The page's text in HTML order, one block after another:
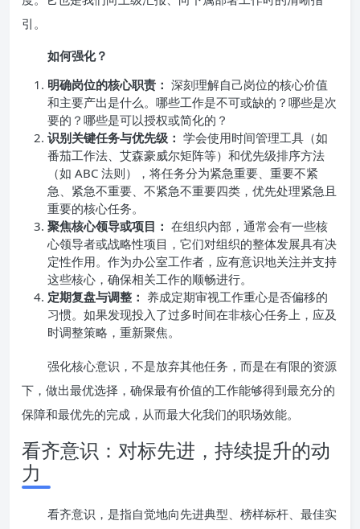
引。
如何强化？
明确岗位的核心职责： 深刻理解自己岗位的核心价值
和主要产出是什么。哪些工作是不可或缺的？哪些是次
要的？哪些是可以授权或简化的？
识别关键任务与优先级： 学会使用时间管理工具（如
番茄工作法、艾森豪威尔矩阵等）和优先级排序方法
（如 ABC 法则），将任务分为紧急重要、重要不紧
急、紧急不重要、不紧急不重要四类，优先处理紧急且
重要的核心任务。
聚焦核心领导或项目： 在组织内部，通常会有一些核
心领导者或战略性项目，它们对组织的整体发展具有决
定性作用。作为办公室工作者，应有意识地关注并支持
这些核心，确保相关工作的顺畅进行。
定期复盘与调整： 养成定期审视工作重心是否偏移的
习惯。如果发现投入了过多时间在非核心任务上，应及
时调整策略，重新聚焦。
强化核心意识，不是放弃其他任务，而是在有限的资源
下，做出最优选择，确保最有价值的工作能够得到最充分的
保障和最优先的完成，从而最大化我们的职场效能。
看齐意识：对标先进，持续提升的动
力
看齐意识，是指自觉地向先进典型、榜样标杆、最佳实